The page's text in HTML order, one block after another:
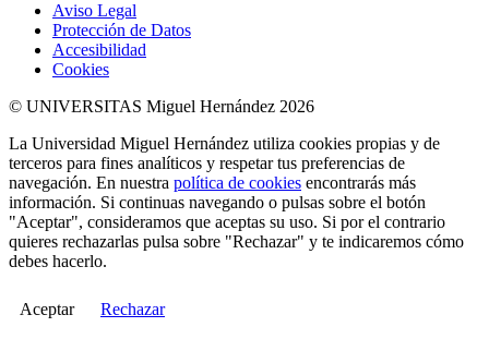
Aviso Legal
Protección de Datos
Accesibilidad
Cookies
© UNIVERSITAS Miguel Hernández 2026
La Universidad Miguel Hernández utiliza cookies propias y de
terceros para fines analíticos y respetar tus preferencias de
navegación. En nuestra política de cookies encontrarás más
información. Si continuas navegando o pulsas sobre el botón
"Aceptar", consideramos que aceptas su uso. Si por el contrario
quieres rechazarlas pulsa sobre "Rechazar" y te indicaremos cómo
debes hacerlo.
Aceptar Rechazar